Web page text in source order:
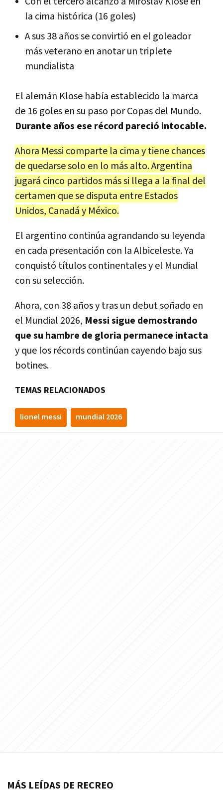
la cima histórica (16 goles)
A sus 38 años se convirtió en el goleador
más veterano en anotar un triplete
mundialista
El alemán Klose había establecido la marca
de 16 goles en su paso por Copas del Mundo.
Durante años ese récord pareció intocable.
Ahora Messi comparte la cima y tiene chances
de quedarse solo en lo más alto. Argentina
jugará cinco partidos más si llega a la final del
certamen que se disputa entre Estados
Unidos, Canadá y México.
El argentino continúa agrandando su leyenda
en cada presentación con la Albiceleste. Ya
conquistó títulos continentales y el Mundial
con su selección.
Ahora, con 38 años y tras un debut soñado en
el Mundial 2026, Messi sigue demostrando
que su hambre de gloria permanece intacta
y que los récords continúan cayendo bajo sus
botines.
TEMAS RELACIONADOS
lionel messi mundial 2026
MÁS LEÍDAS DE RECREO